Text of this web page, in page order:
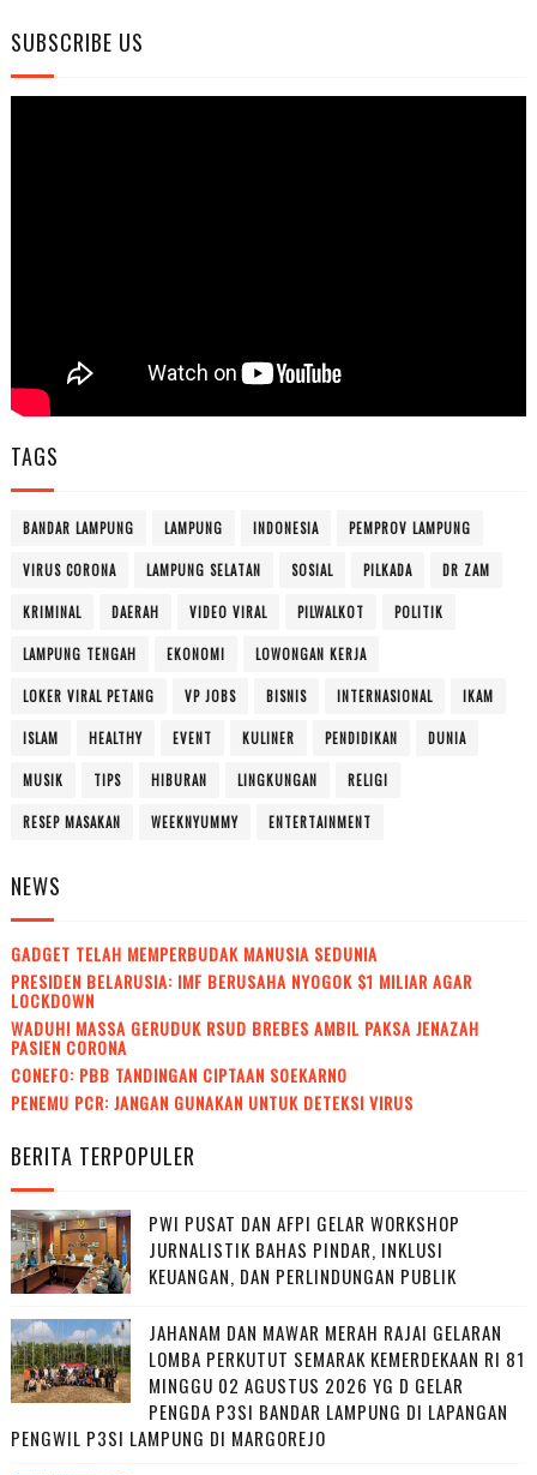
SUBSCRIBE US
TAGS
BANDAR LAMPUNG LAMPUNG INDONESIA PEMPROV LAMPUNG
VIRUS CORONA LAMPUNG SELATAN SOSIAL PILKADA DR ZAM
KRIMINAL DAERAH VIDEO VIRAL PILWALKOT POLITIK
LAMPUNG TENGAH EKONOMI LOWONGAN KERJA
LOKER VIRAL PETANG VP JOBS BISNIS INTERNASIONAL IKAM
ISLAM HEALTHY EVENT KULINER PENDIDIKAN DUNIA
MUSIK TIPS HIBURAN LINGKUNGAN RELIGI
RESEP MASAKAN WEEKNYUMMY ENTERTAINMENT
NEWS
GADGET TELAH MEMPERBUDAK MANUSIA SEDUNIA
PRESIDEN BELARUSIA: IMF BERUSAHA NYOGOK $1 MILIAR AGAR
LOCKDOWN
WADUH! MASSA GERUDUK RSUD BREBES AMBIL PAKSA JENAZAH
PASIEN CORONA
CONEFO: PBB TANDINGAN CIPTAAN SOEKARNO
PENEMU PCR: JANGAN GUNAKAN UNTUK DETEKSI VIRUS
BERITA TERPOPULER
PWI PUSAT DAN AFPI GELAR WORKSHOP
JURNALISTIK BAHAS PINDAR, INKLUSI
KEUANGAN, DAN PERLINDUNGAN PUBLIK
JAHANAM DAN MAWAR MERAH RAJAI GELARAN
LOMBA PERKUTUT SEMARAK KEMERDEKAAN RI 81
MINGGU 02 AGUSTUS 2026 YG D GELAR
PENGDA P3SI BANDAR LAMPUNG DI LAPANGAN
PENGWIL P3SI LAMPUNG DI MARGOREJO